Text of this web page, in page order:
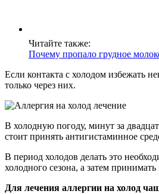
Читайте также:
Почему пропало грудное
Если контакта с холодом избежать
только через них.
В холодную погоду, минут за
стоит принять антигистаминное
В период холодов делать это
холодного сезона, а затем
Для лечения аллергии на холод